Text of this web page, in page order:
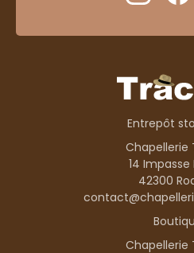
Entrepôt
Chapellerie
14 Impasse
42300
Chapellerie